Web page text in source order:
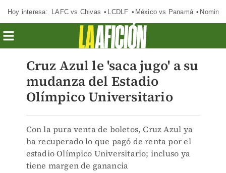
Hoy interesa: LAFC vs Chivas LCDLF México vs Panamá
Cruz Azul le 'saca jugo' a su
mudanza del Estadio
Olímpico Universitario
Con la pura venta de boletos, Cruz Azul ya
ha recuperado lo que pagó de renta por el
estadio Olímpico Universitario; incluso ya
tiene margen de ganancia